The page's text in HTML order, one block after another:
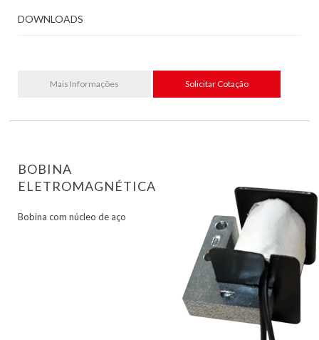
DOWNLOADS
Mais Informações Solicitar Cotação
BOBINA
ELETROMAGNÉTICA
Bobina com núcleo de aço